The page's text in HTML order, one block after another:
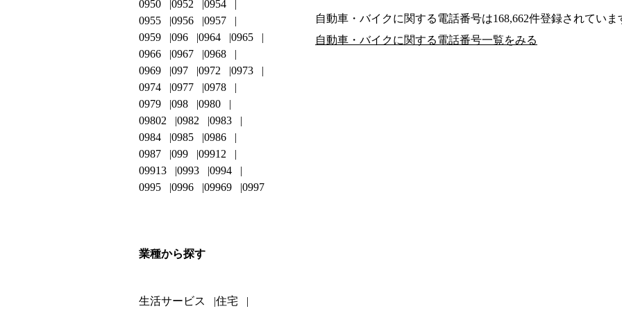
自動車・バイクに関する電話番号は168,662件登録されていま
自動車・バイクに関する電話番号一覧をみる
0950 0952
0954
0955
0956
0957
0959
096 0964
0965
0966
0967
0968
0969
097 0972
0973
0974
0977
0978
0979
098
0980
09802
0982
0983
0984
0985
0986
0987
099
09912
09913
0993
0994
0995
0996 09969 0997
業種から探す
生活サービス 住宅